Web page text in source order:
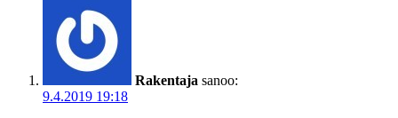
Rakentaja sanoo:
9.4.2019 19:18